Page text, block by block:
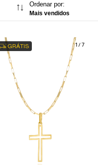
Ordenar por:
Mais vendidos
1 /7
GRÁTIS